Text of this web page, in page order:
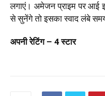
लगाएं। अमेजन प्राइम पर
से सुनेंगे तो इसका स्वाद लंबे
अपनी रेटिंग – 4 स्टार